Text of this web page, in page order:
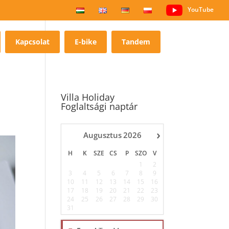
YouTube
Kapcsolat E-bike Tandem
Villa Holiday
Foglaltsági naptár
›
Augusztus2026
H K SZE CS P SZO
V
1
2
3
4 5 6 7 8
9
10
11 12 13 14 15
16
17
18 19 20 21 22
23
24
25 26 27 28 29
30
31